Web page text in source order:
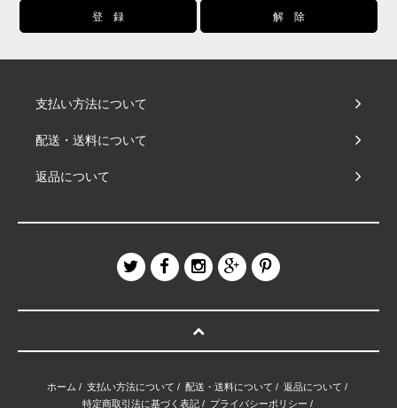
支払い方法について
配送・送料について
返品について
ホーム / 支払い方法について / 配送・送料について / 返品について /
特定商取引法に基づく表記/ プライバシーポリシー /